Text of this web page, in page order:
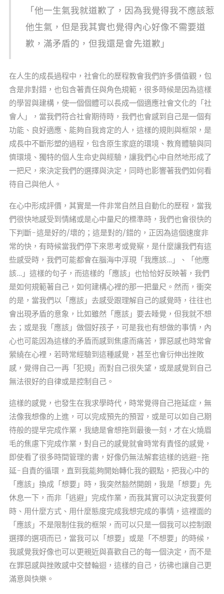
「他一生氣我就道歉了，因為我覺得我不應該惹
他生氣，但是我其實也覺得內心好像不需要道
歉，滿矛盾的，但我還是會先道歉」
在人生的成長過程中，社會化的歷程教會我們許多價值觀，包
含是非對錯，也包含著責任與角色規範，很多時候是因為這樣
的學習與建構，使一個個體可以長成一個適應社會文化的「社
會人」，當我們符合社會期待時，我們也會感到自己是一個有
功能、良好適應、能夠自我肯定的人，這樣的規則與框架，是
成長中不斷形塑的過程，包含原生家庭的環境、教育體驗與同
儕環境、獨特的個人生命史與經驗，讓我們心中自然地形成了
一把尺，來決定我們的選擇與決定，同時也影響著我們如何看
待自己與他人。
在心中形成評價，其實是一件非常自然且自動化的歷程，當我
們很快地感受到情緒或是心中量尺的標準時，我們也會很快的
下判斷-這是好的/壞的；這是對的/錯的，正因為這個速度非
常的快，有時候當我們停下來思考或覺察，是什麼讓我們有這
些感受時，我們可能都會在腦海中浮現「我應該…」、「他應
該…」這樣的句子，而這樣的「應該」也恰恰好反映著，我們
是如何規範著自己，如何建構心裡的那一把量尺。然而，衝突
的是，當我們以「應該」去感受跟理解自己的感覺時，往往也
會出現矛盾的意象，比如雖然「應該」要去睡覺，但我就不想
去；或是我「應該」做個好孩子，可是我也有想做的事情，內
心也可能因為這樣的矛盾而感到焦慮而痛苦，罪惡感也時常會
縈繞在心裡，若時常經驗到這種感覺，甚至也會衍伸出挫敗
感，覺得自己一再「犯規」而對自己很失望，或是感覺到自己
無法很好的自律或是控制自己。
這樣的感覺，也發生在我求學時代，時常覺得自己拖延症，無
法像我想像的上進，可以完成預先的預習，或是可以如自己期
待般的提早完成作業，我總是會想拖到最後一刻，才在火燒眉
毛的焦慮下完成作業，對自己的感覺就會時常有責怪的感覺，
即使看了很多時間管理的書，好像仍無法解套這樣的逃避-拖
延-自責的循環，直到我能夠開始轉化我的觀點，把我心中的
「應該」換成「想要」時，我突然豁然開朗，我是「想要」先
休息一下，而非「逃避」完成作業，而我其實可以決定我要何
時、用什麼方式、用什麼態度完成我想完成的事情，這裡面的
「應該」不是限制住我的框架，而可以只是一個我可以控制跟
選擇的選項而已，當我可以「想要」或是「不想要」的時候，
我感覺我好像也可以更親近與喜歡自己的每一個決定，而不是
在罪惡感與挫敗感中交替輪迴，這樣的自己，彷彿也讓自己更
滿意與快樂。